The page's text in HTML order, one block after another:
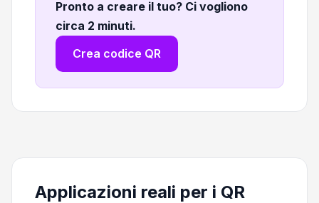
Pronto a creare il tuo? Ci vogliono
circa 2 minuti.
Crea codice QR
Applicazioni reali per i QR